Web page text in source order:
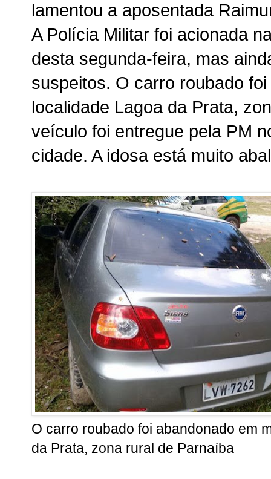
lamentou a aposentada
A Polícia Militar foi acionada
desta segunda-feira, mas
suspeitos. O carro roubado
localidade Lagoa da Prata,
veículo foi entregue pela PM
cidade. A idosa está muito
O carro roubado foi abandonado em
da Prata, zona rural de Parnaíba